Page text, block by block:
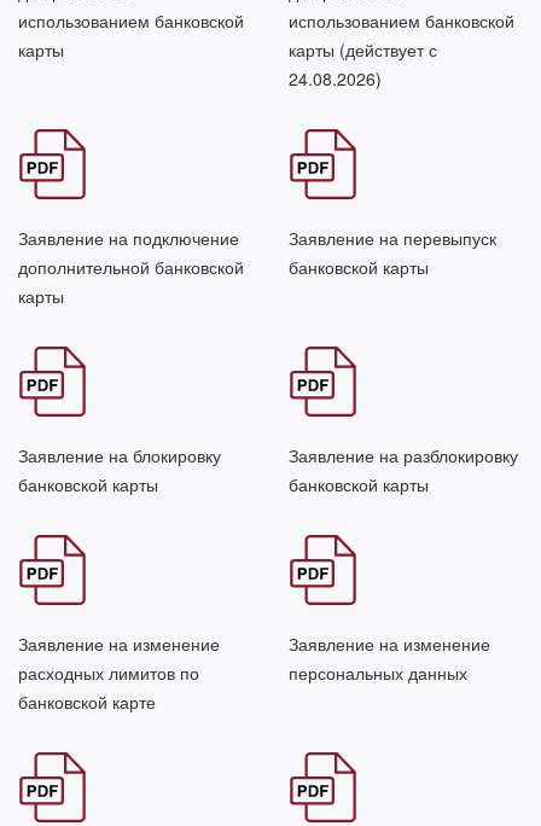
использованием банковской
карты
использованием банковской
карты (действует с
24.08.2026)
Заявление на подключение
дополнительной банковской
карты
Заявление на перевыпуск
банковской карты
Заявление на блокировку
банковской карты
Заявление на разблокировку
банковской карты
Заявление на изменение
расходных лимитов по
банковской карте
Заявление на изменение
персональных данных